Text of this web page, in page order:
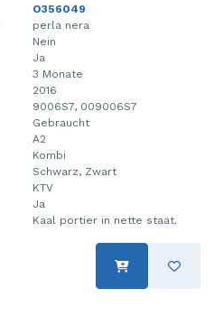
O356049
perla nera
Nein
Ja
3 Monate
2016
9006S7, 009006S7
Gebraucht
A2
Kombi
Schwarz, Zwart
KTV
Ja
Kaal portier in nette staat.